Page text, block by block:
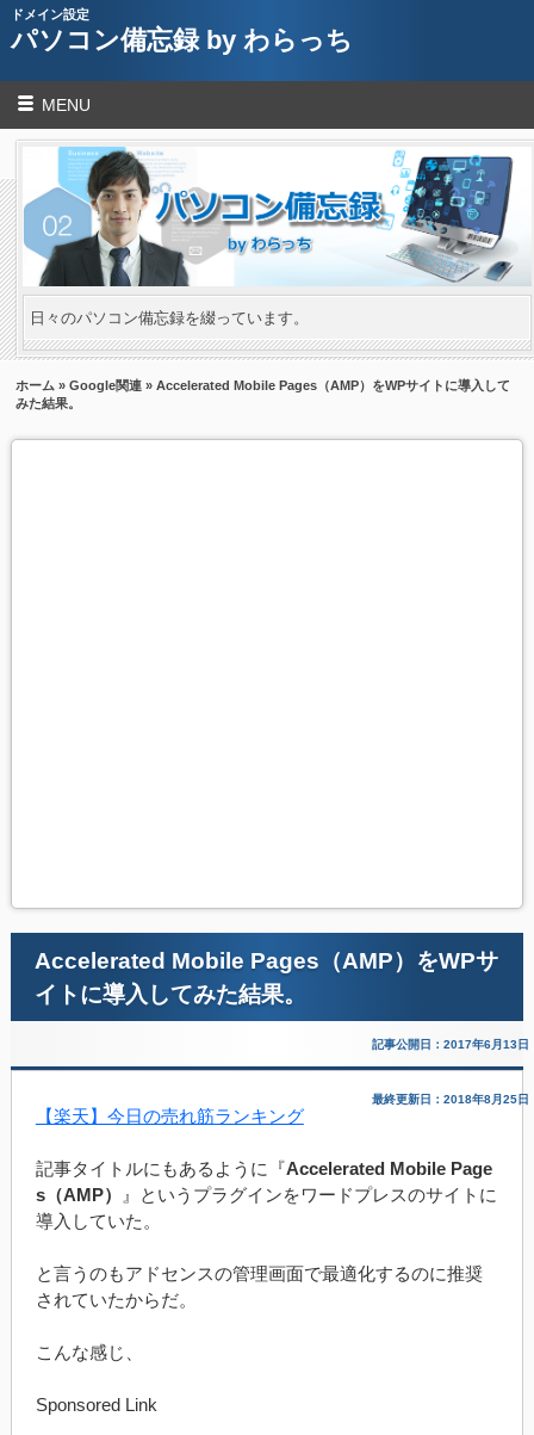
ドメイン設定
パソコン備忘録 by わらっち
MENU
日々のパソコン備忘録を綴っています。
ホーム »Google関連 » Accelerated Mobile Pages（AMP）をWPサイトに導入して
みた結果。
Accelerated Mobile Pages（AMP）をWPサ
イトに導入してみた結果。
記事公開日：2017年6月13日
最終更新日：2018年8月25日
【楽天】今日の売れ筋ランキング
記事タイトルにもあるように『Accelerated Mobile Page
s（AMP）
』というプラグインをワードプレスのサイトに
導入していた。
と言うのもアドセンスの管理画面で最適化するのに推奨
されていたからだ。
こんな感じ、
Sponsored Link